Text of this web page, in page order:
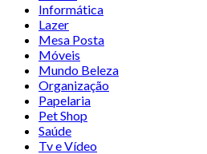
Informática
Lazer
Mesa Posta
Móveis
Mundo Beleza
Organização
Papelaria
Pet Shop
Saúde
Tv e Vídeo